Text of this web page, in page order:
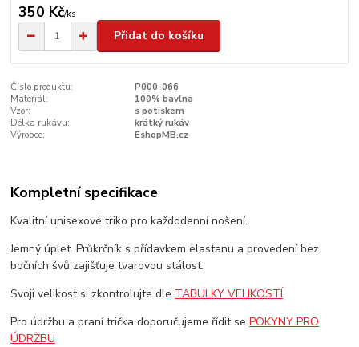
350 Kč/ks
Přidat do košíku
Číslo produktu:
P000-066
Materiál:
100% bavlna
Vzor:
s potiskem
Délka rukávu:
krátký rukáv
Výrobce:
EshopMB.cz
Kompletní specifikace
Kvalitní unisexové triko pro každodenní nošení.
Jemný úplet. Průkrčník s přídavkem elastanu a provedení bez
bočních švů zajišťuje tvarovou stálost.
Svoji velikost si zkontrolujte dle TABULKY VELIKOSTÍ
Pro údržbu a praní trička doporučujeme řídit sePOKYNY PRO
ÚDRŽBU